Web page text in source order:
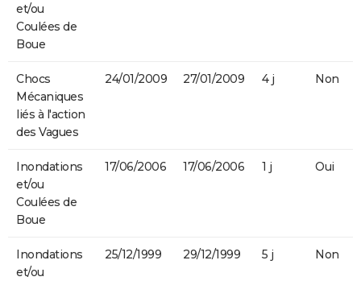
et/ou
Coulées de
Boue
Chocs
Mécaniques
liés à l'action
des Vagues
24/01/2009 27/01/2009 4 j Non
Inondations
et/ou
Coulées de
Boue
17/06/2006 17/06/2006 1 j Oui
Inondations
et/ou
25/12/1999 29/12/1999 5 j Non